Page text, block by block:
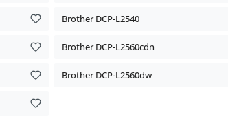
Brother DCP-L2540
Brother DCP-L2560cdn
Brother DCP-L2560dw